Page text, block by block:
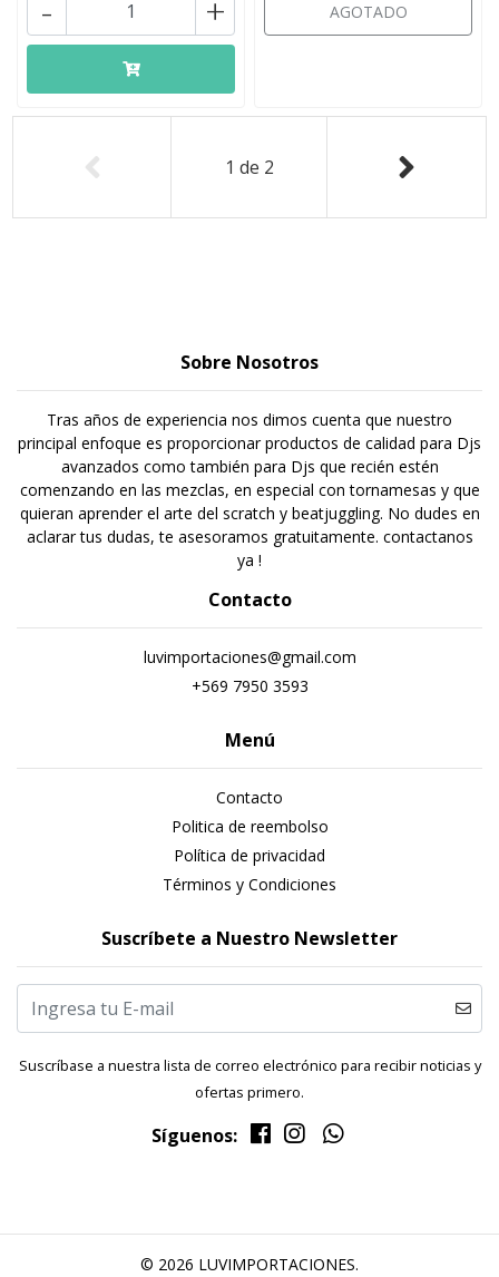
+
- AGOTADO
1 de 2
Sobre Nosotros
Tras años de experiencia nos dimos cuenta que nuestro
principal enfoque es proporcionar productos de calidad para Djs
avanzados como también para Djs que recién estén
comenzando en las mezclas, en especial con tornamesas y que
quieran aprender el arte del scratch y beatjuggling. No dudes en
aclarar tus dudas, te asesoramos gratuitamente. contactanos
ya !
Contacto
luvimportaciones@gmail.com
+569 7950 3593
Menú
Contacto
Politica de reembolso
Política de privacidad
Términos y Condiciones
Suscríbete a Nuestro Newsletter
Suscríbase a nuestra lista de correo electrónico para recibir noticias y
ofertas primero.
Síguenos:
© 2026 LUVIMPORTACIONES.